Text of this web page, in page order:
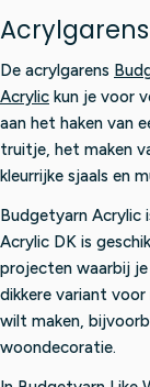
De acrylgarens
Acrylic kun je voor
aan het haken van
truitje, het maken
kleurrijke sjaals en
Budgetyarn Acrylic
Acrylic DK is
projecten waarbij
dikkere variant voor
wilt maken,
woondecoratie.